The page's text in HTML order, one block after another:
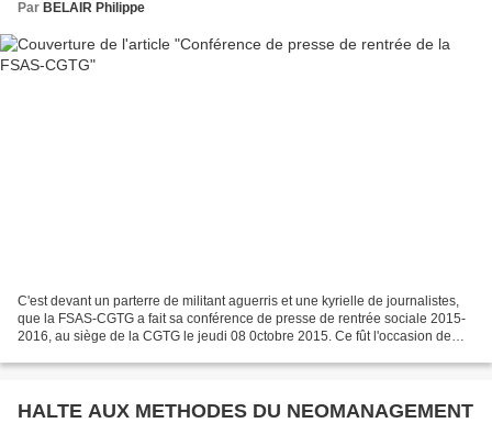
Par BELAIR Philippe
C'est devant un parterre de militant aguerris et une kyrielle de journalistes,
que la FSAS-CGTG a fait sa conférence de presse de rentrée sociale 2015-
2016, au siège de la CGTG le jeudi 08 0ctobre 2015. Ce fût l'occasion de
HALTE AUX METHODES DU NEOMANAGEMENT